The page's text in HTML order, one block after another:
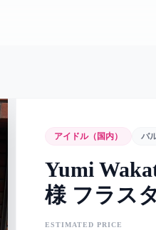
アイドル（国内） バ
Yumi
様 フラスタ
ESTIMATED PRICE